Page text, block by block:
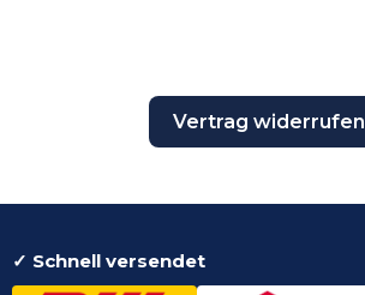
Vertrag widerrufen
✓ Schnell versendet